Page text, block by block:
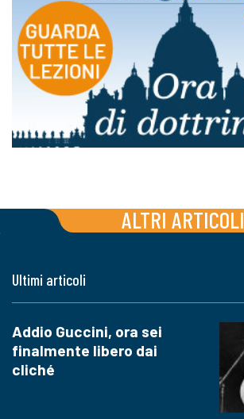
ALTRI ARTICOLI
Ultimi articoli
Addio Guccini, ora sei
finalmente libero dai
cliché